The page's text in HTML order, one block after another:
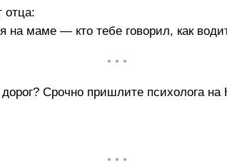
отца:
на маме — кто тебе говорил, как
• • •
Срочно пришлите психолога на
• • •